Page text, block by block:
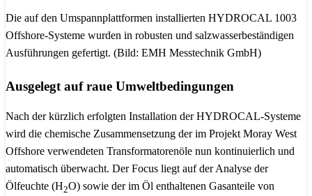
Die auf den Umspannplattformen installierten HYDROCAL 1003
Offshore-Systeme wurden in robusten und salzwasserbeständigen
Ausführungen gefertigt. (Bild: EMH Messtechnik GmbH)
Ausgelegt auf raue Umweltbedingungen
Nach der kürzlich erfolgten Installation der HYDROCAL-Systeme
wird die chemische Zusammensetzung der im Projekt Moray West
Offshore verwendeten Transformatorenöle nun kontinuierlich und
automatisch überwacht. Der Focus liegt auf der Analyse der
Ölfeuchte (H2O) sowie der im Öl enthaltenen Gasanteile von